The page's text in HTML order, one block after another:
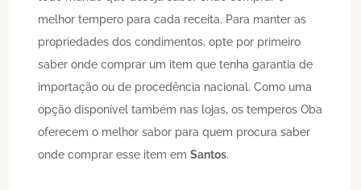
melhor tempero para cada receita. Para manter as
propriedades dos condimentos, opte por primeiro
saber onde comprar um item que tenha garantia de
importação ou de procedência nacional. Como uma
opção disponível também nas lojas, os temperos Oba
oferecem o melhor sabor para quem procura saber
onde comprar esse item emSantos.